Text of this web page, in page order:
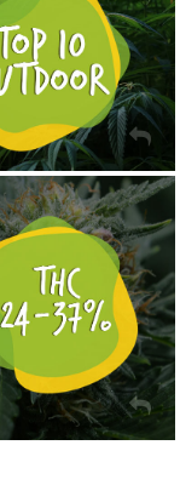
MOCNE ODMIANY MARIHUANY THC OD 24 - 37%
KUP TERAZ